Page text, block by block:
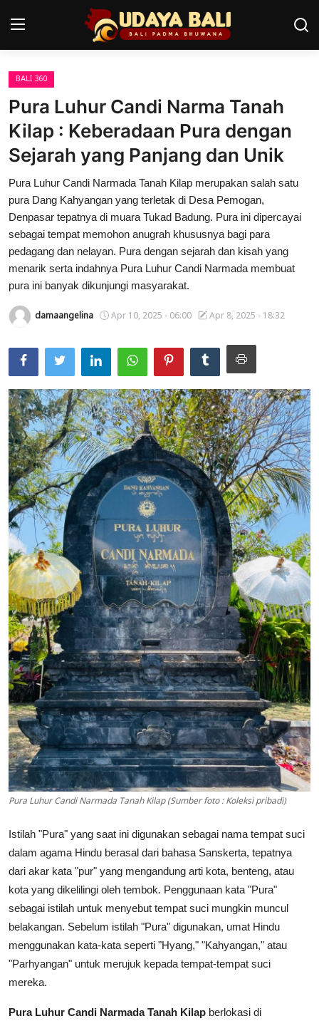
Home
Pura
Desa Adat
Tradisi
Kearifan lokal
Alam Bali
Seni
Kisah
Indonesia
BALI 360
Pura Luhur Candi Narma Tanah
Kilap : Keberadaan Pura dengan
Sejarah yang Panjang dan Unik
Pura Luhur Candi Narmada Tanah Kilap merupakan salah satu
pura Dang Kahyangan yang terletak di Desa Pemogan,
Denpasar tepatnya di muara Tukad Badung. Pura ini dipercayai
sebagai tempat memohon anugrah khususnya bagi para
pedagang dan nelayan. Pura dengan sejarah dan kisah yang
menarik serta indahnya Pura Luhur Candi Narmada membuat
pura ini banyak dikunjungi masyarakat.
damaangelina Apr 10, 2025 - 06:00 Apr 8, 2025 - 18:32
Pura Luhur Candi Narmada Tanah Kilap (Sumber foto : Koleksi pribadi)
Istilah "Pura" yang saat ini digunakan sebagai nama tempat suci
dalam agama Hindu berasal dari bahasa Sanskerta, tepatnya
dari akar kata "pur" yang mengandung arti kota, benteng, atau
kota yang dikelilingi oleh tembok. Penggunaan kata "Pura"
sebagai istilah untuk menyebut tempat suci mungkin muncul
belakangan. Sebelum istilah "Pura" digunakan, umat Hindu
menggunakan kata-kata seperti "Hyang," "Kahyangan," atau
"Parhyangan" untuk merujuk kepada tempat-tempat suci
mereka.
Pura Luhur Candi Narmada Tanah Kilap berlokasi di